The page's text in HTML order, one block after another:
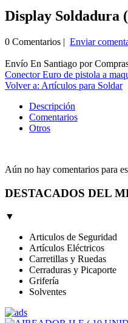
Display Soldadura
0 Comentarios | Enviar
Envío En Santiago por
Conector Euro de pistola a
Volver a: Artículos para Soldar
Descripción
Comentarios
Otros
Aún no hay comentarios para
DESTACADOS DEL
▼
Articulos de Seguridad
Artículos Eléctricos
Carretillas y Ruedas
Cerraduras y Picaporte
Grifería
Solventes